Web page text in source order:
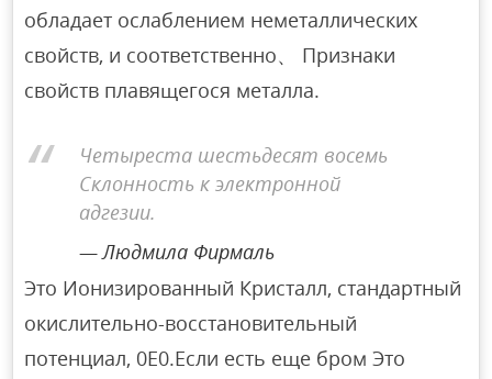
обладает ослаблением неметаллических
свойств, и соответственно、 Признаки
свойств плавящегося металла.
Четыреста шестьдесят восемь
Склонность к электронной
адгезии.
Людмила Фирмаль
Это Ионизированный Кристалл, стандартный
окислительно-восстановительный
потенциал, 0E0.Если есть еще бром Это